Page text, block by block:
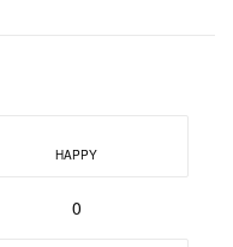
HAPPY
0